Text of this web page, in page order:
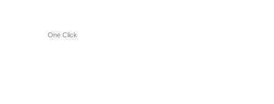
One Click